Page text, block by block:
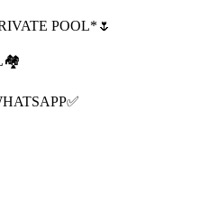
POOL*🌷